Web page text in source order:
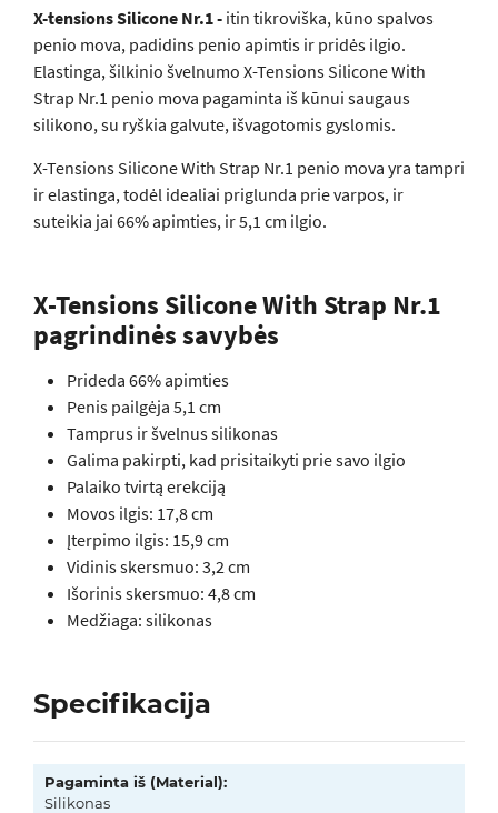
X-tensions Silicone Nr.1 - itin tikroviška, kūno spalvos
penio mova, padidins penio apimtis ir pridės ilgio.
Elastinga, šilkinio švelnumo X-Tensions Silicone With
Strap Nr.1 penio mova pagaminta iš kūnui saugaus
silikono, su ryškia galvute, išvagotomis gyslomis.
X-Tensions Silicone With Strap Nr.1 penio mova yra tampri
ir elastinga, todėl idealiai priglunda prie varpos, ir
suteikia jai 66% apimties, ir 5,1 cm ilgio.
X-Tensions Silicone With Strap Nr.1
pagrindinės savybės
Prideda 66% apimties
Penis pailgėja 5,1 cm
Tamprus ir švelnus silikonas
Galima pakirpti, kad prisitaikyti prie savo ilgio
Palaiko tvirtą erekciją
Movos ilgis: 17,8 cm
Įterpimo ilgis: 15,9 cm
Vidinis skersmuo: 3,2 cm
Išorinis skersmuo: 4,8 cm
Medžiaga: silikonas
Specifikacija
Pagaminta iš (Material):
Silikonas